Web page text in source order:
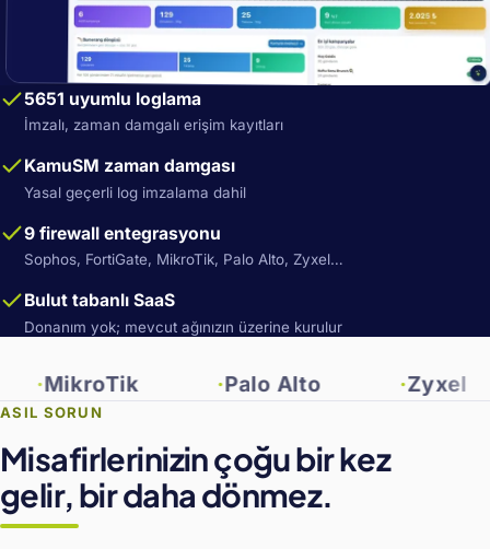
5651 uyumlu loglama
İmzalı, zaman damgalı erişim kayıtları
KamuSM zaman damgası
Yasal geçerli log imzalama dahil
9 firewall entegrasyonu
Sophos, FortiGate, MikroTik, Palo Alto, Zyxel…
Bulut tabanlı SaaS
Donanım yok; mevcut ağınızın üzerine kurulur
Palo Alto Zyxel
ASIL SORUN
Misafirlerinizin çoğu bir kez
gelir, bir daha dönmez.